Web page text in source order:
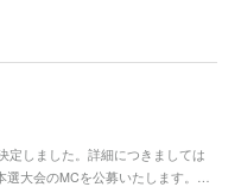
定しました。詳細につきましては
大会のMCを公募いたします。…